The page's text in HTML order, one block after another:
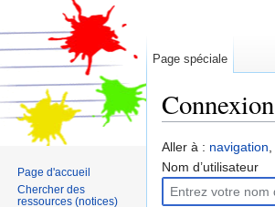
Connexion
Aller à : navigation,
Nom d’utilisateur
Page spéciale
Page d'accueil
Chercher des
ressources (notices)